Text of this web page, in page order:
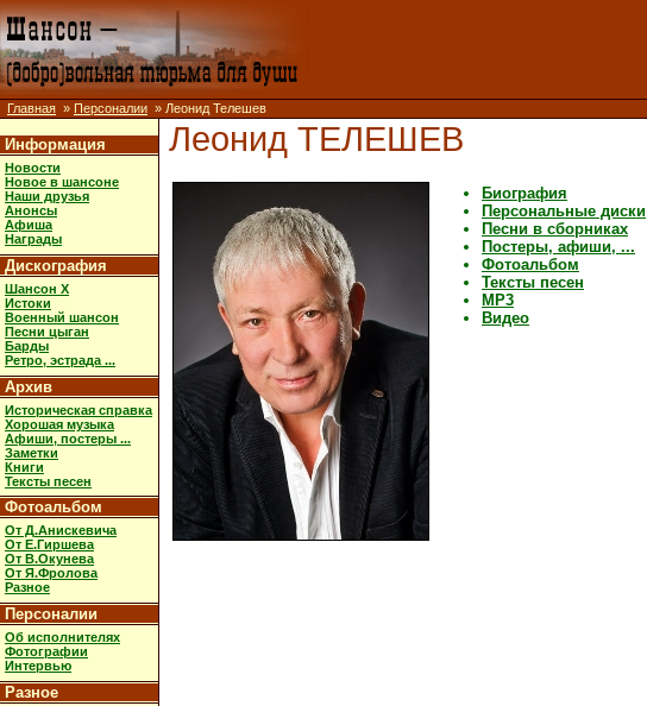
Главная » Персоналии » Леонид Телешев
Информация
Новости
Новое в шансоне
Наши друзья
Анонсы
Афиша
Награды
Дискография
Шансон X
Истоки
Военный шансон
Песни цыган
Барды
Ретро, эстрада ...
Архив
Историческая справка
Хорошая музыка
Афиши, постеры ...
Заметки
Книги
Тексты песен
Фотоальбом
От Д.Анискевича
От Е.Гиршева
От В.Окунева
От Я.Фролова
Разное
Персоналии
Об исполнителях
Фотографии
Интервью
Разное
Леонид ТЕЛЕШЕВ
Биография
Персональные диски
Песни в сборниках
Постеры, афиши, ...
Фотоальбом
Тексты песен
MP3
Видео